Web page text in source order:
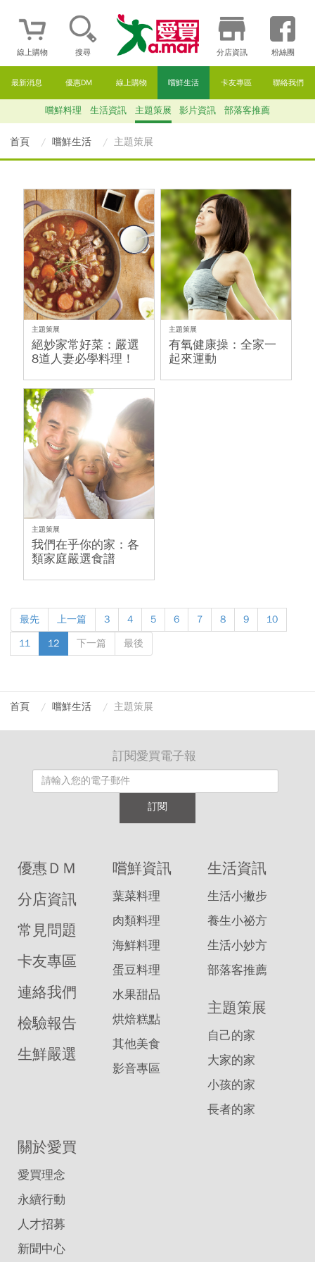
線上購物 搜尋 分店資訊 粉絲團
最新消息 優惠DM 線上購物 嚐鮮生活 卡友專區 聯絡我們
嚐鮮料理 生活資訊 主題策展 影片資訊 部落客推薦
首頁 嚐鮮生活 主題策展
主題策展
絕妙家常好菜：嚴選
8道人妻必學料理！
主題策展
有氧健康操：全家一
起來運動
主題策展
我們在乎你的家：各
類家庭嚴選食譜
最先 上一篇 3 4 5 6 7 8 9
10
11
12 下一篇 最後
首頁 嚐鮮生活 主題策展
訂閱愛買電子報
訂閱
優惠ＤＭ
分店資訊
常見問題
卡友專區
連絡我們
檢驗報告
生鮮嚴選
嚐鮮資訊
葉菜料理
肉類料理
海鮮料理
蛋豆料理
水果甜品
烘焙糕點
其他美食
影音專區
生活資訊
生活小撇步
養生小祕方
生活小妙方
部落客推薦
主題策展
自己的家
大家的家
小孩的家
長者的家
關於愛買
愛買理念
永續行動
人才招募
新聞中心